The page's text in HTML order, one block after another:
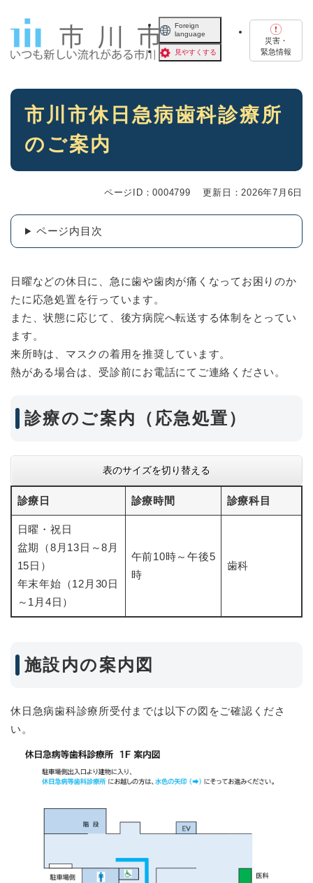
Foreign
language
見やすくする
災害・
緊急情報
本
市川市休日急病歯科診療所
のご案内
ページID：0004799 更新日：2026年7月6日
ページ内目次
日曜などの休日に、急に歯や歯肉が痛くなってお困りのか
たに応急処置を行っています。
また、状態に応じて、後方病院へ転送する体制をとってい
ます。
来所時は、マスクの着用を推奨しています。
熱がある場合は、受診前にお電話にてご連絡ください。
診療のご案内（応急処置）
表のサイズを切り替える
診療日 診療時間 診療科目
日曜・祝日
盆期（8月13日～8月
15日）
年末年始（12月30日
～1月4日）
午前10時～午後5
時
歯科
施設内の案内図
休日急病歯科診療所受付までは以下の図をご確認くださ
い。